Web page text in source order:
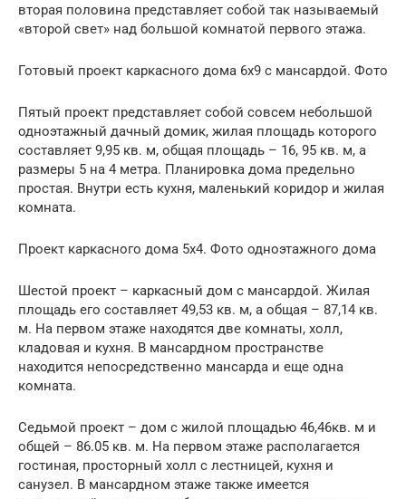
вторая половина представляет собой так называемый
«второй свет» над большой комнатой первого этажа.
Готовый проект каркасного дома 6х9 с мансардой. Фото
Пятый проект представляет собой совсем небольшой
одноэтажный дачный домик, жилая площадь которого
составляет 9,95 кв. м, общая площадь – 16, 95 кв. м, а
размеры 5 на 4 метра. Планировка дома предельно
простая. Внутри есть кухня, маленький коридор и жилая
комната.
Проект каркасного дома 5х4. Фото одноэтажного дома
Шестой проект – каркасный дом с мансардой. Жилая
площадь его составляет 49,53 кв. м, а общая – 87,14 кв.
м. На первом этаже находятся две комнаты, холл,
кладовая и кухня. В мансардном пространстве
находится непосредственно мансарда и еще одна
комната.
Седьмой проект – дом с жилой площадью 46,46кв. м и
общей – 86.05 кв. м. На первом этаже располагается
гостиная, просторный холл с лестницей, кухня и
санузел. В мансардном этаже также имеется